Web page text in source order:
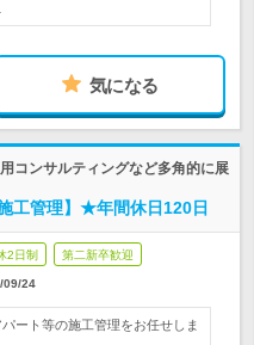
気になる
コンサルティングなど多角的に展
工管理】★年間休日120日
2日制 第二新卒歓迎
09/24
ート等の施工管理をお任せしま